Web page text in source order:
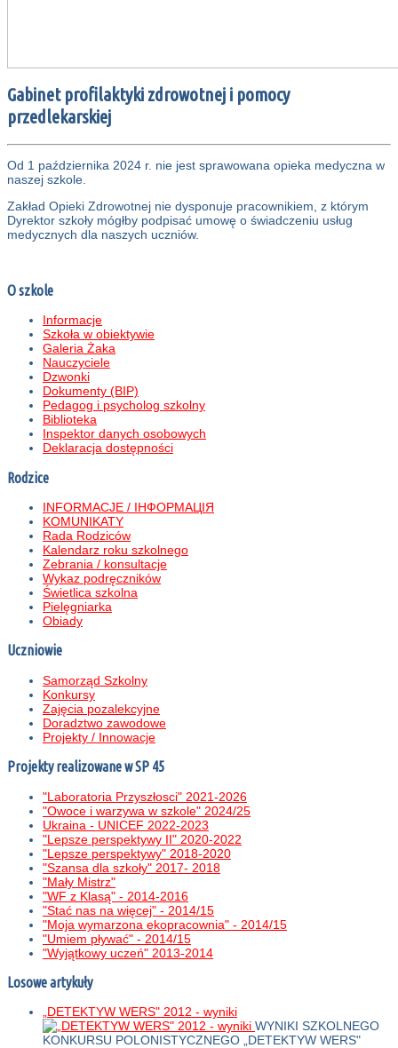
Gabinet profilaktyki zdrowotnej i pomocy
przedlekarskiej
Od 1 października 2024 r. nie jest sprawowana opieka medyczna w
naszej szkole.
Zakład Opieki Zdrowotnej nie dysponuje pracownikiem, z którym
Dyrektor szkoły mógłby podpisać umowę o świadczeniu usług
medycznych dla naszych uczniów.
O szkole
Informacje
Szkoła w obiektywie
Galeria Żaka
Nauczyciele
Dzwonki
Dokumenty (BIP)
Pedagog i psycholog szkolny
Biblioteka
Inspektor danych osobowych
Deklaracja dostępności
Rodzice
INFORMACJE / ІНФОРМАЦІЯ
KOMUNIKATY
Rada Rodziców
Kalendarz roku szkolnego
Zebrania / konsultacje
Wykaz podręczników
Świetlica szkolna
Pielęgniarka
Obiady
Uczniowie
Samorząd Szkolny
Konkursy
Zajęcia pozalekcyjne
Doradztwo zawodowe
Projekty / Innowacje
Projekty realizowane w SP 45
"Laboratoria Przyszłosci" 2021-2026
"Owoce i warzywa w szkole" 2024/25
Ukraina - UNICEF 2022-2023
"Lepsze perspektywy II" 2020-2022
"Lepsze perspektywy" 2018-2020
"Szansa dla szkoły" 2017- 2018
"Mały Mistrz"
"WF z Klasą" - 2014-2016
"Stać nas na więcej" - 2014/15
"Moja wymarzona ekopracownia" - 2014/15
"Umiem pływać" - 2014/15
"Wyjątkowy uczeń" 2013-2014
Losowe artykuły
„DETEKTYW WERS" 2012 - wyniki
WYNIKI SZKOLNEGO
KONKURSU POLONISTYCZNEGO „DETEKTYW WERS"